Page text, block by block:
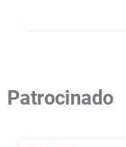
Patrocinado